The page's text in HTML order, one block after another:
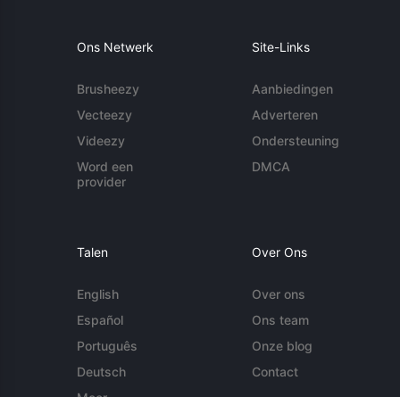
Ons Netwerk
Brusheezy
Vecteezy
Videezy
Word een
provider
Site-Links
Aanbiedingen
Adverteren
Ondersteuning
DMCA
Talen
English
Español
Português
Deutsch
Over Ons
Over ons
Ons team
Onze blog
Contact